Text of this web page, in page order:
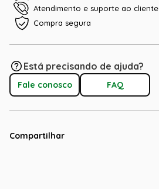
Atendimento e suporte ao cliente
Compra segura
Está precisando de ajuda?
Fale conosco FAQ
Compartilhar